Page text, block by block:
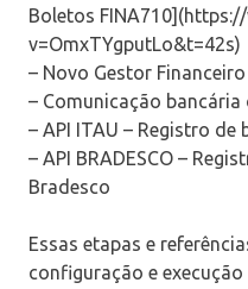
Boletos
v=OmxTYgputLo&t=42s)
– Novo Gestor Financeiro
– Comunicação bancária
– API ITAU – Registro
– API BRADESCO –
Bradesco
Essas etapas e
configuração e